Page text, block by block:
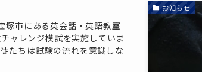
お知らせ
塚市にある英会話・英語教室
ャレンジ模試を実施していま
たちは試験の流れを意識しな